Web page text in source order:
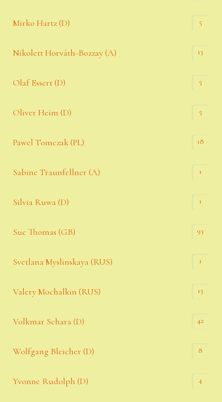
Mirko Hartz (D) 5
Nikolett Horváth-Bozzay (A) 13
Olaf Essert (D) 5
Oliver Heim (D) 5
Pawel Tomczak (PL) 18
Sabine Traunfellner (A) 1
Silvia Ruwa (D) 1
Sue Thomas (GB) 93
Svetlana Myslinskaya (RUS) 1
Valery Mochalkin (RUS) 13
Volkmar Schara (D) 42
Wolfgang Bleicher (D) 8
Yvonne Rudolph (D) 4